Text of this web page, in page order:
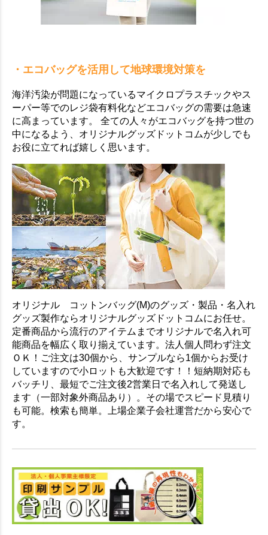
お買い物を続ける カートへ進む
・エコバッグを活用して地球環境対策を
海洋汚染が問題になっているマイクロプラスチックやス
ーパー等でのレジ袋有料化などエコバッグの需要は急速
に高まっています。 全ての人々がエコバッグを持つ世の
中になるよう、オリジナルグッズドットコムが少しでも
お役に立てれば嬉しく思います。
オリジナル コットンバッグ(M)のグッズ・製品・名入れ
グッズ製作ならオリジナルグッズドットコムにお任せ。
定番商品から流行のアイテムまでオリジナルで名入れ可
能商品を幅広く取り揃えています。法人個人問わず注文
ＯＫ！ご注文は30個から、サンプルなら1個からお受け
していますので小ロットも大歓迎です！！短納期対応も
バッチリ、最短でご注文後2営業日で名入れして発送し
ます（一部対象外商品あり）。その場でスピード見積り
も可能。検索も簡単。上場企業子会社運営だから安心で
す。